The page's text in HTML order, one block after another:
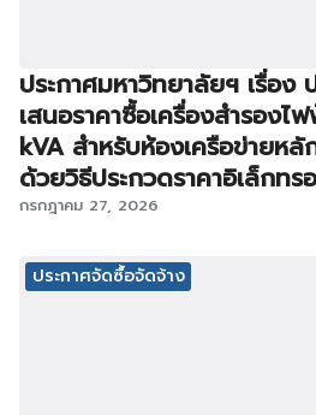
ประกาศมหาวิทยาลัยฯ เรื่อง
เสนอราคาซื้อเครื่องสำรองไ
kVA สำหรับห้องเครือข่ายหลั
ด้วยวิธีประกวดราคาอิเล็ก
กรกฎาคม 27, 2026
ประกาศจัดซื้อจัดจ้าง